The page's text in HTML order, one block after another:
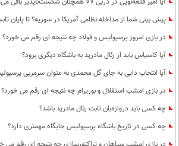
پیش بینی شما از مداخله نظامی آمریکا در سوریه؟ تا پایان
در بازی امروز پرسپولیس و فولاد چه نتیجه ای رقم می خورد؟
آیا کاسیاس باید از رئال مادرید به باشگاه دیگری برود؟
آیا انتخاب دایی به جای گل محمدی به عنوان سرمربی
در بازی امشب استقلال و بوریرام چه نتیجه ای رقم می خورد؟
چه کسی باید دروازه‌بان ثابت رئال مادرید باشد؟
چه کسی در تاریخ باشگاه پرسپولیس جایگاه مهمتری دارد؟